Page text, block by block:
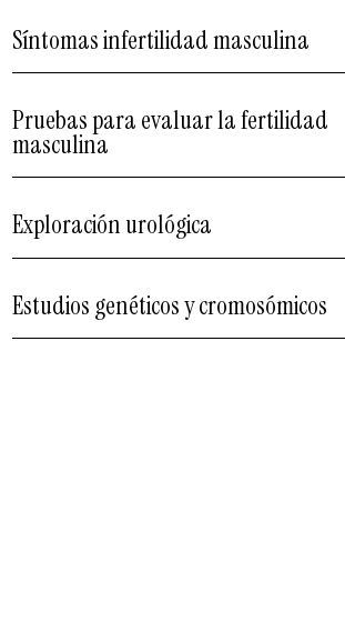
Síntomas infertilidad masculina
Pruebas para evaluar la fertilidad
masculina
Exploración urológica
Estudios genéticos y cromosómicos